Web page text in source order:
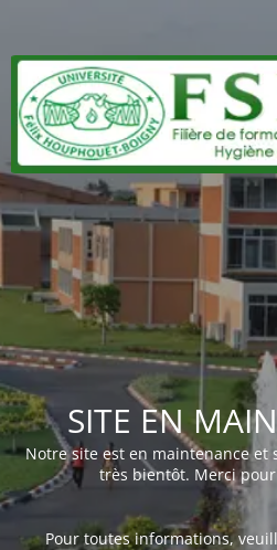
SITE EN
Notre site est en maintenance et
très bientôt. Merci
Pour toutes informations,